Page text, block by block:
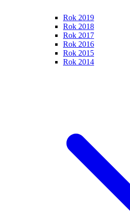
Rok 2019
Rok 2018
Rok 2017
Rok 2016
Rok 2015
Rok 2014